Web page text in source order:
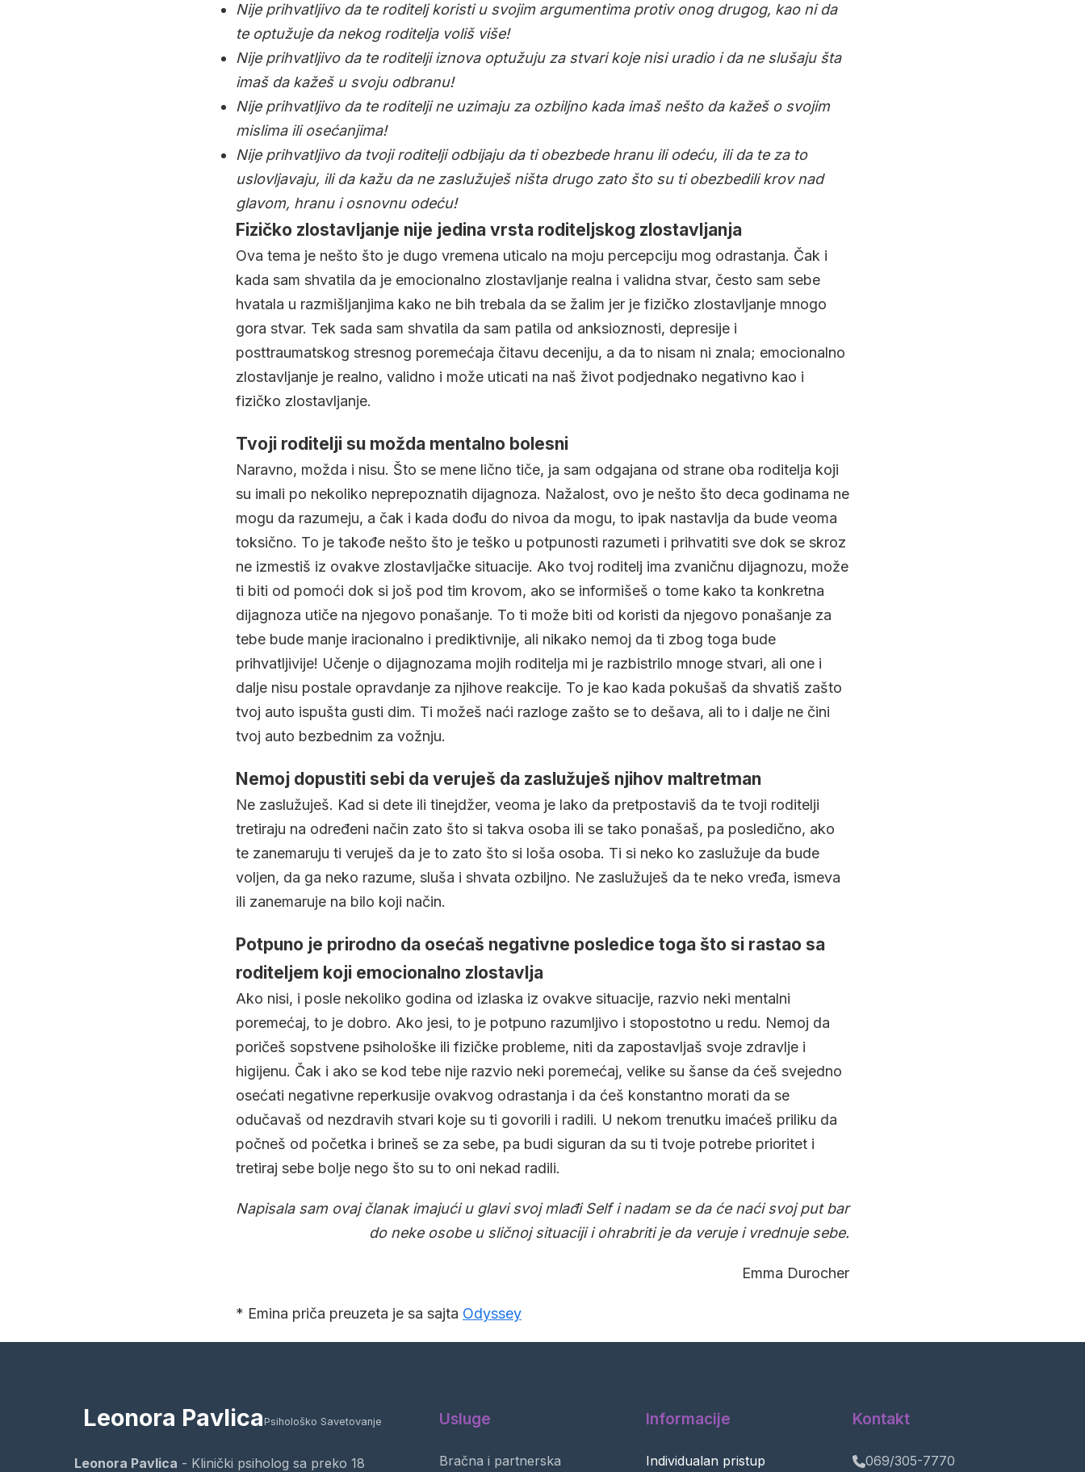
Nije prihvatljivo da te roditelj koristi u svojim argumentima protiv onog drugog, kao ni da
te optužuje da nekog roditelja voliš više!
Nije prihvatljivo da te roditelji iznova optužuju za stvari koje nisi uradio i da ne slušaju šta
imaš da kažeš u svoju odbranu!
Nije prihvatljivo da te roditelji ne uzimaju za ozbiljno kada imaš nešto da kažeš o svojim
mislima ili osećanjima!
Nije prihvatljivo da tvoji roditelji odbijaju da ti obezbede hranu ili odeću, ili da te za to
uslovljavaju, ili da kažu da ne zaslužuješ ništa drugo zato što su ti obezbedili krov nad
glavom, hranu i osnovnu odeću!
Fizičko zlostavljanje nije jedina vrsta roditeljskog zlostavljanja
Ova tema je nešto što je dugo vremena uticalo na moju percepciju mog odrastanja. Čak i
kada sam shvatila da je emocionalno zlostavljanje realna i validna stvar, često sam sebe
hvatala u razmišljanjima kako ne bih trebala da se žalim jer je fizičko zlostavljanje mnogo
gora stvar. Tek sada sam shvatila da sam patila od anksioznosti, depresije i
posttraumatskog stresnog poremećaja čitavu deceniju, a da to nisam ni znala; emocionalno
zlostavljanje je realno, validno i može uticati na naš život podjednako negativno kao i
fizičko zlostavljanje.
Tvoji roditelji su možda mentalno bolesni
Naravno, možda i nisu. Što se mene lično tiče, ja sam odgajana od strane oba roditelja koji
su imali po nekoliko neprepoznatih dijagnoza. Nažalost, ovo je nešto što deca godinama ne
mogu da razumeju, a čak i kada dođu do nivoa da mogu, to ipak nastavlja da bude veoma
toksično. To je takođe nešto što je teško u potpunosti razumeti i prihvatiti sve dok se skroz
ne izmestiš iz ovakve zlostavljačke situacije. Ako tvoj roditelj ima zvaničnu dijagnozu, može
ti biti od pomoći dok si još pod tim krovom, ako se informišeš o tome kako ta konkretna
dijagnoza utiče na njegovo ponašanje. To ti može biti od koristi da njegovo ponašanje za
tebe bude manje iracionalno i prediktivnije, ali nikako nemoj da ti zbog toga bude
prihvatljivije! Učenje o dijagnozama mojih roditelja mi je razbistrilo mnoge stvari, ali one i
dalje nisu postale opravdanje za njihove reakcije. To je kao kada pokušaš da shvatiš zašto
tvoj auto ispušta gusti dim. Ti možeš naći razloge zašto se to dešava, ali to i dalje ne čini
tvoj auto bezbednim za vožnju.
Nemoj dopustiti sebi da veruješ da zaslužuješ njihov maltretman
Ne zaslužuješ. Kad si dete ili tinejdžer, veoma je lako da pretpostaviš da te tvoji roditelji
tretiraju na određeni način zato što si takva osoba ili se tako ponašaš, pa posledično, ako
te zanemaruju ti veruješ da je to zato što si loša osoba. Ti si neko ko zaslužuje da bude
voljen, da ga neko razume, sluša i shvata ozbiljno. Ne zaslužuješ da te neko vređa, ismeva
ili zanemaruje na bilo koji način.
Potpuno je prirodno da osećaš negativne posledice toga što si rastao sa
roditeljem koji emocionalno zlostavlja
Ako nisi, i posle nekoliko godina od izlaska iz ovakve situacije, razvio neki mentalni
poremećaj, to je dobro. Ako jesi, to je potpuno razumljivo i stopostotno u redu. Nemoj da
poričeš sopstvene psihološke ili fizičke probleme, niti da zapostavljaš svoje zdravlje i
higijenu. Čak i ako se kod tebe nije razvio neki poremećaj, velike su šanse da ćeš svejedno
osećati negativne reperkusije ovakvog odrastanja i da ćeš konstantno morati da se
odučavaš od nezdravih stvari koje su ti govorili i radili. U nekom trenutku imaćeš priliku da
počneš od početka i brineš se za sebe, pa budi siguran da su ti tvoje potrebe prioritet i
tretiraj sebe bolje nego što su to oni nekad radili.
Napisala sam ovaj članak imajući u glavi svoj mlađi Self i nadam se da će naći svoj put bar
do neke osobe u sličnoj situaciji i ohrabriti je da veruje i vrednuje sebe.
Emma Durocher
* Emina priča preuzeta je sa sajta Odyssey
Leonora Pavlica Psihološko Savetovanje
Leonora Pavlica - Klinički psiholog sa preko 18
Usluge
Bračna i partnerska
Informacije
Individualan pristup
Kontakt
069/305-7770